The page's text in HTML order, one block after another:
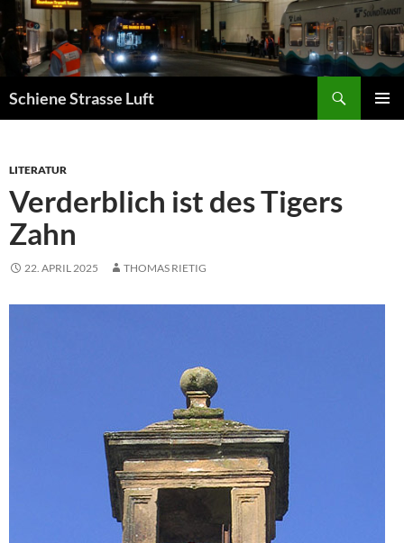
Zum
Inhalt
springen
Schiene Strasse Luft
LITERATUR
Verderblich ist des Tigers
Zahn
22. APRIL 2025 THOMAS RIETIG